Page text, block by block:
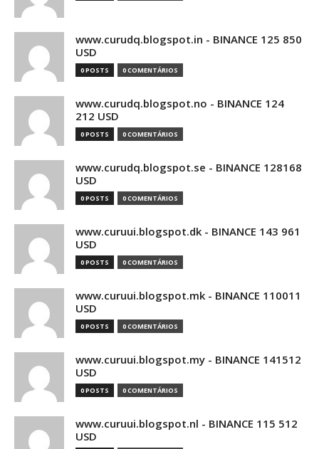
www.curudq.blogspot.in - BINANCE 125 850
USD
0 POSTS 0 COMENTÁRIOS
www.curudq.blogspot.no - BINANCE 124
212 USD
0 POSTS 0 COMENTÁRIOS
www.curudq.blogspot.se - BINANCE 128168
USD
0 POSTS 0 COMENTÁRIOS
www.curuui.blogspot.dk - BINANCE 143 961
USD
0 POSTS 0 COMENTÁRIOS
www.curuui.blogspot.mk - BINANCE 110011
USD
0 POSTS 0 COMENTÁRIOS
www.curuui.blogspot.my - BINANCE 141512
USD
0 POSTS 0 COMENTÁRIOS
www.curuui.blogspot.nl - BINANCE 115 512
USD